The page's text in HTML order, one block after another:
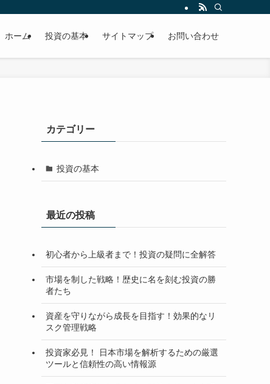
ホーム 投資の基本 サイトマップ お問い合わせ
カテゴリー
投資の基本
最近の投稿
初心者から上級者まで！投資の疑問に全解答
市場を制した戦略！歴史に名を刻む投資の勝
者たち
資産を守りながら成長を目指す！効果的なリ
スク管理戦略
投資家必見！ 日本市場を解析するための厳選
ツールと信頼性の高い情報源